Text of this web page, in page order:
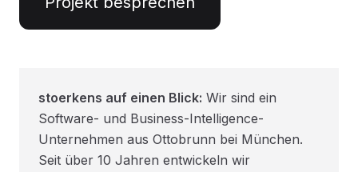
stoerkens auf einen Blick: Wir sind ein
Software- und Business-Intelligence-
Unternehmen aus Ottobrunn bei München.
Seit über 10 Jahren entwickeln wir